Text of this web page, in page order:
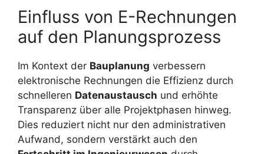
Einfluss von E-Rechnungen
auf den Planungsprozess
Im Kontext der Bauplanung verbessern
elektronische Rechnungen die Effizienz durch
schnelleren Datenaustausch und erhöhte
Transparenz über alle Projektphasen hinweg.
Dies reduziert nicht nur den administrativen
Aufwand, sondern verstärkt auch den